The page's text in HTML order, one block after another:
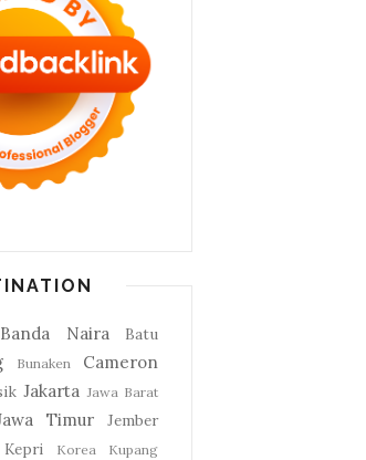
Banda Naira Batu
Bunaken
Cameron
Jakarta Jawa Barat
Timur Jember
Kepri Korea Kupang